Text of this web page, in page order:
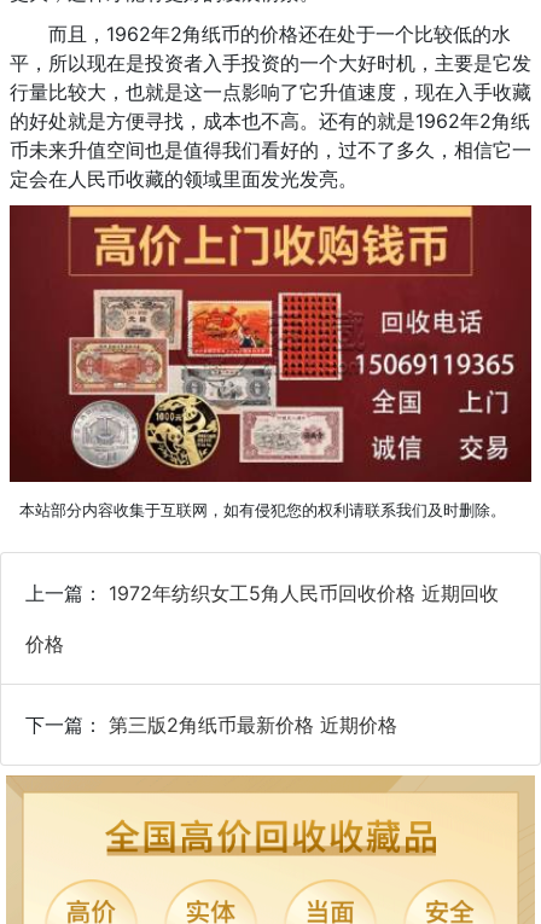
而且，1962年2角纸币的价格还在处于一个比较低的水
平，所以现在是投资者入手投资的一个大好时机，主要是它发
行量比较大，也就是这一点影响了它升值速度，现在入手收藏
的好处就是方便寻找，成本也不高。还有的就是1962年2角纸
币未来升值空间也是值得我们看好的，过不了多久，相信它一
定会在人民币收藏的领域里面发光发亮。
本站部分内容收集于互联网，如有侵犯您的权利请联系我们及时删除。
上一篇： 1972年纺织女工5角人民币回收价格 近期回收
价格
下一篇： 第三版2角纸币最新价格 近期价格